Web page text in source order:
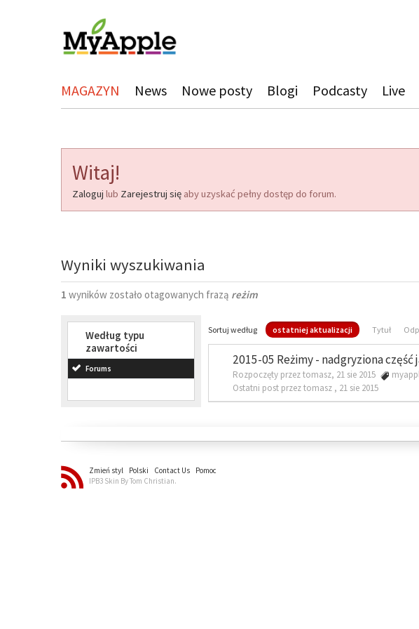
MAGAZYN News Nowe posty Blogi Podcasty Live
Witaj!
Zaloguj lub Zarejestruj się aby uzyskać pełny dostęp do forum.
Wyniki wyszukiwania
1 wyników zostało otagowanych frazą reżim
Według typu
zawartości
Forums
Sortuj według ostatniej aktualizacji Tytuł
2015-05 Reżimy - nadgryziona część
Rozpoczęty przez tomasz, 21 sie 2015
Ostatni post przez tomasz , 21 sie 2015
Zmień styl Polski Contact Us
Pomoc
IPB3 Skin By Tom Christian.